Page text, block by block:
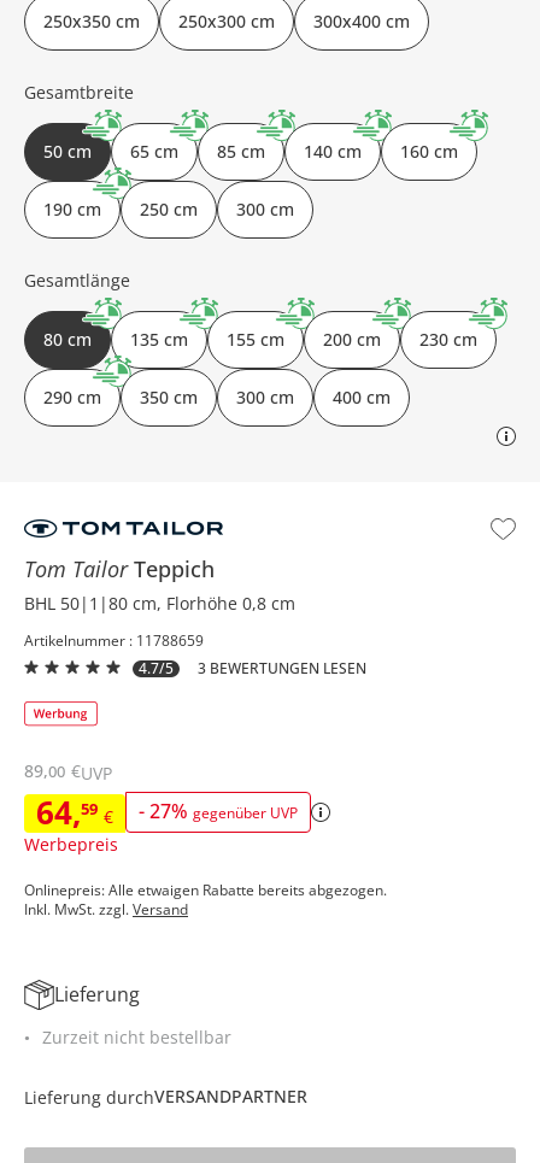
Tom TailorTeppich
BHL 50|1|80 cm, Florhöhe 0,8 cm
Artikelnummer : 11788659
4.7/5
3 BEWERTUNGEN LESEN
64,59 € -27% gegenüber UVP
Werbepreis
89,00 €UVP
Onlinepreis: Alle etwaigen Rabatte bereits abgezogen.
Inkl. MwSt. zzgl.Versand
250x350 cm 250x300 cm 300x400 cm
Gesamtbreite
50 cm 65 cm 85 cm 140 cm 160 cm
190 cm 250 cm 300 cm
Gesamtlänge
80 cm 135 cm 155 cm 200 cm 230 cm
290 cm 350 cm 300 cm 400 cm
Lieferung
Zurzeit nicht bestellbar
Lieferung durchVERSANDPARTNER